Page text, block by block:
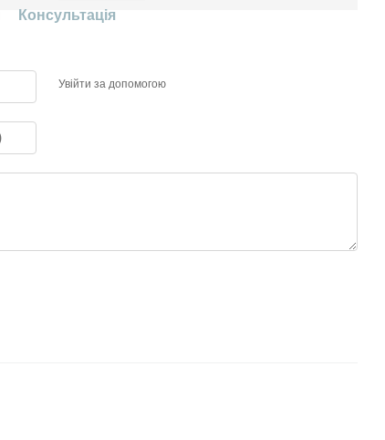
Консультація
Увійти за допомогою